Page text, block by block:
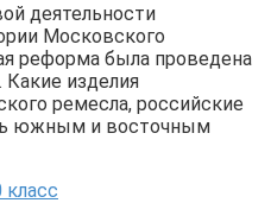
деятельности
Московского
реформа была проведена
Какие изделия
ремесла, российские
южным и восточным
класс